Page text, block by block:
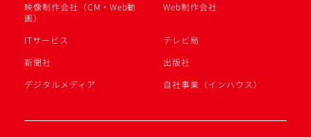
映像制作会社（CM・Web動
画）
Web制作会社
ITサービス
テレビ局
新聞社
出版社
デジタルメディア
自社事業（インハウス）